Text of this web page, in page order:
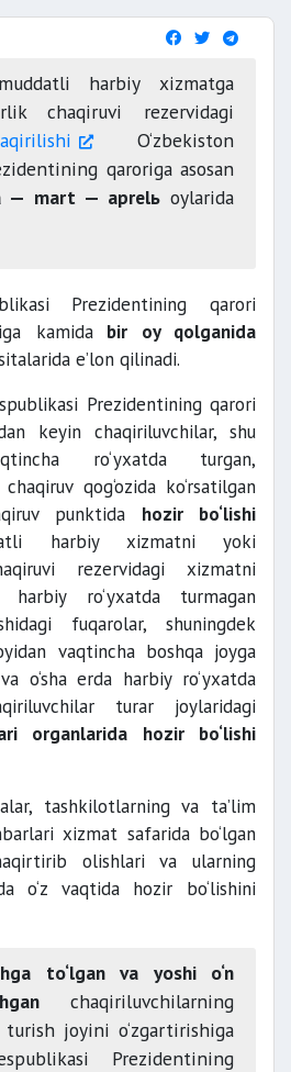
harbiy xizmatga
chaqiruvi rezervidagi
O‘zbekiston
qaroriga asosan
— mart — aprelьoylarida
Prezidentining qarori
kamidabir oy qolganida
e’lon qilinadi.
Prezidentining qarori
keyin chaqiriluvchilar, shu
ro‘yxatda turgan,
qog‘ozida ko‘rsatilgan
punktida hozir bo‘lishi
harbiy xizmatni yoki
rezervidagi xizmatni
harbiy ro‘yxatda turmagan
fuqarolar, shuningdek
vaqtincha boshqa joyga
o‘sha erda harbiy ro‘yxatda
turar joylaridagi
organlarida hozir bo‘lishi
tashkilotlarning va ta’lim
xizmat safarida bo‘lgan
olishlari va ularning
o‘z vaqtida hozir bo‘lishini
to‘lgan va yoshi o‘n
chaqiriluvchilarning
turish joyini o‘zgartirishiga
Prezidentining